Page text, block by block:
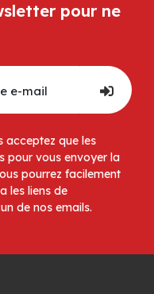
pour ne
acceptez que les
pour vous envoyer la
pourrez facilement
les liens de
de nos emails.